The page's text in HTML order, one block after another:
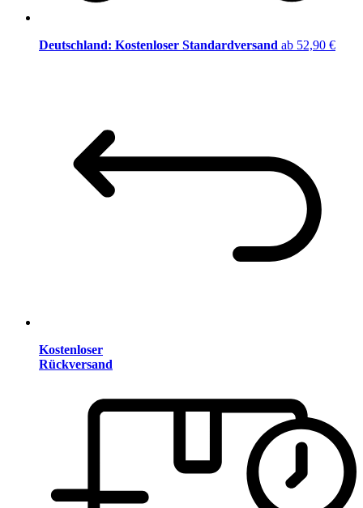
Deutschland: Kostenloser Standardversand ab 52,90 €
Kostenloser
Rückversand